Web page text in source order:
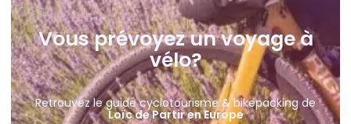
Vous prévoyez un voyage à
vélo?
Retrouvez le guide cyclotourisme & bikepacking de
Loïc de Partir en Europe